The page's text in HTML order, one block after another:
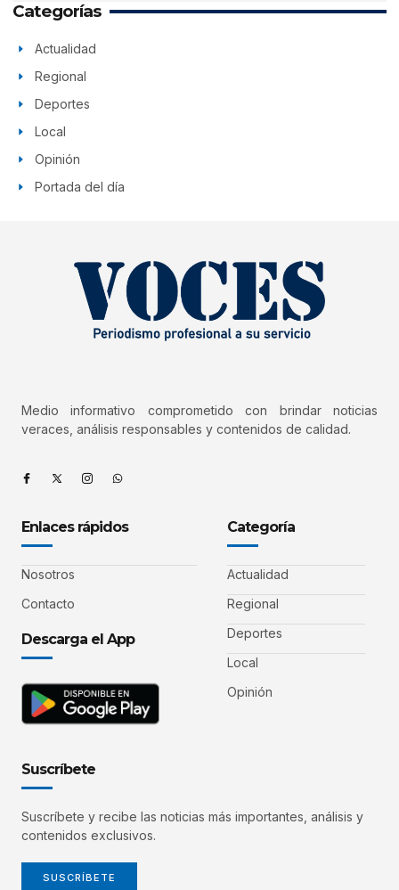
Categorías
Actualidad
Regional
Deportes
Local
Opinión
Portada del día
Medio informativo comprometido con brindar noticias
veraces, análisis responsables y contenidos de calidad.
Enlaces rápidos
Nosotros
Contacto
Descarga el App
Categoría
Actualidad
Regional
Deportes
Local
Opinión
Suscríbete
Suscríbete y recibe las noticias más importantes, análisis y
contenidos exclusivos.
SUSCRÍBETE